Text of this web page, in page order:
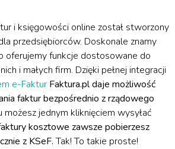
i księgowości online został stworzony
przedsiębiorców. Doskonale znamy
oferujemy funkcje dostosowane do
i małych firm. Dzięki pełnej integracji
e-Faktur Faktura.pl daje możliwość
faktur bezpośrednio z rządowego
możesz jednym kliknięciem wysyłać
kosztowe zawsze pobierzesz
z KSeF.Tak! To takie proste!